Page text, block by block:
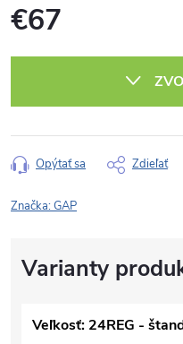
€67
Opýtať sa Zdieľať
Značka:GAP
Veľkosť: 24REG -